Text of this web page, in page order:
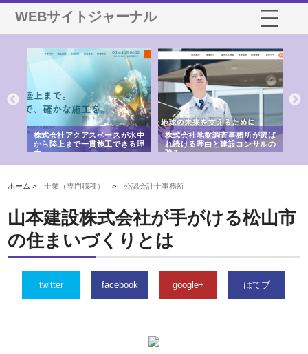
WEBサイトジャーナル
株式会社アクアスペースが水中
から陸上まで一貫施工できる理
由
株式会社地盤調査事務所が選ば
れ続ける理由と建設コンサルの
強み
ホーム >士業（専門職種） >公認会計士事務所
山本建設株式会社が手がける松山市
の住まいづくりとは
twitter facebook google+ はてブ